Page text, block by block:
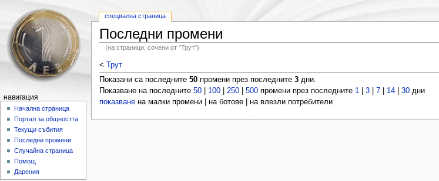
Последни промени
(на страници, сочени от "Трут")
< Трут
Показани са последните 50промени през последните 3дни.
Показване на последните 50| 100| 250| 500промени през последните 1| 3| 7| 14| 30дни
показванена малки промени | на ботове | на влезли потребители
специална страница
навигация
Начална страница
Портал за общността
Текущи събития
Последни промени
Случайна страница
Помощ
Дарения